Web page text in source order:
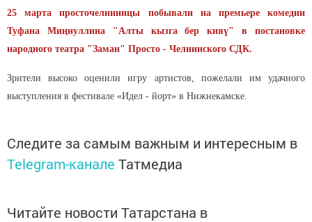
25 марта просточелниницы побывали на премьере комедии
Туфана Миңнуллина "Алты кызга бер кияү" в постановке
народного театра "Заман" Просто - Челнинского СДК.
Зрители высоко оценили игру артистов, пожелали им удачного
выступления в фестивале «Идел - йорт» в Нижнекамске.
Следите за самым важным и интересным в
Telegram-канале Татмедиа
Читайте новости Татарстана в